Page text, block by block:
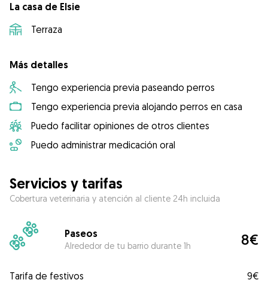
La casa de Elsie
Terraza
Más detalles
Tengo experiencia previa paseando perros
Tengo experiencia previa alojando perros en casa
Puedo facilitar opiniones de otros clientes
Puedo administrar medicación oral
Servicios y tarifas
Cobertura veterinaria y atención al cliente 24h incluida
Paseos
Alrededor de tu barrio durante 1h 8€
Tarifa de festivos
9€